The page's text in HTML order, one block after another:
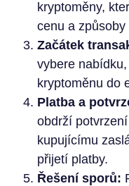
kryptoměny,
cenu a
Začátek
vybere
kryptoměnu do
Platba a
obdrží
kupujícímu
přijetí platby.
Řešení sporů: